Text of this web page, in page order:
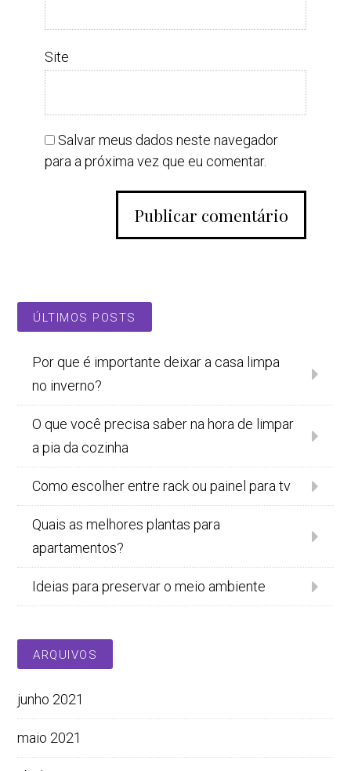
Site
Salvar meus dados neste navegador
para a próxima vez que eu comentar.
ÚLTIMOS POSTS
Por que é importante deixar a casa limpa
no inverno?
O que você precisa saber na hora de limpar
a pia da cozinha
Como escolher entre rack ou painel para tv
Quais as melhores plantas para
apartamentos?
Ideias para preservar o meio ambiente
ARQUIVOS
junho 2021
maio 2021